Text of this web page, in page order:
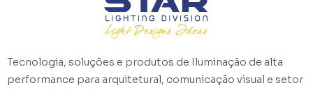
Tecnologia, soluções e produtos de Iluminação de alta
performance para arquitetural, comunicação visual e setor